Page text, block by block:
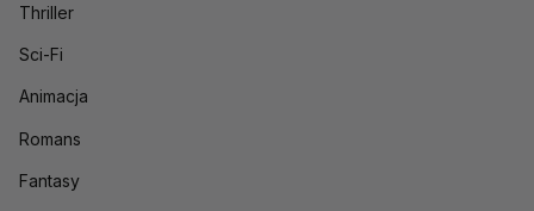
Thriller
Sci-Fi
Animacja
Romans
Fantasy